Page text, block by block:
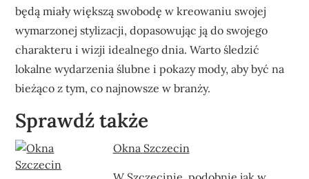
będą miały większą swobodę w kreowaniu swojej
wymarzonej stylizacji, dopasowując ją do swojego
charakteru i wizji idealnego dnia. Warto śledzić
lokalne wydarzenia ślubne i pokazy mody, aby być na
bieżąco z tym, co najnowsze w branży.
Sprawdź także
Okna Szczecin